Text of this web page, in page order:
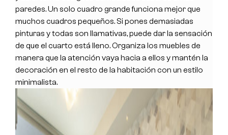
paredes. Un solo cuadro grande funciona mejor que
muchos cuadros pequeños. Si pones demasiadas
pinturas y todas son llamativas, puede dar la sensación
de que el cuarto está lleno. Organiza los muebles de
manera que la atención vaya hacia a ellos y mantén la
decoración en el resto de la habitación con un estilo
minimalista.